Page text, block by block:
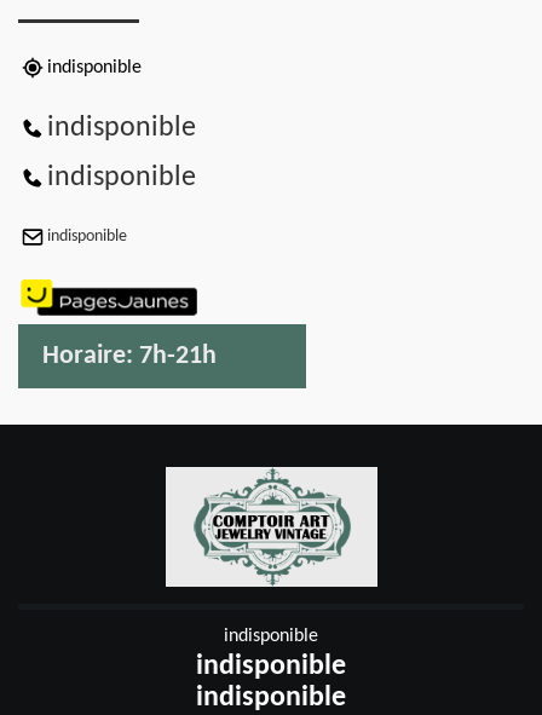
indisponible
indisponible
indisponible
indisponible
Horaire: 7h-21h
indisponible
indisponible
indisponible